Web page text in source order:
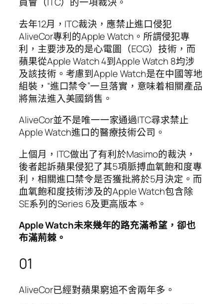
去年12月，ITC裁決，應禁止進口侵犯
AliveCor專利的Apple Watch。所謂侵犯專
利，主要涉及的是心電圖（ECG）技術，而
蘋果從Apple Watch 4到Apple Watch 8均涉
及該技術。考慮到Apple Watch是在中國等地
組裝，“進口禁令”一旦落實，意味着相關產品
將無法進入美國銷售。
AliveCor並不是唯一一家通過ITC尋求禁止
Apple Watch進口的醫療技術公司。
上個月，ITC做出了有利於Masimo的裁決，
後者起訴蘋果侵犯了其5項脈搏血氧飽和度專
利，相關進口禁令是否獲批將於5月決定。而
血氧飽和度技術涉及的Apple Watch包含除
SE系列的Series 6及更高版本。
Apple Watch未來幾年的路充滿希望，卻也
布滿荊棘。
01
AliveCor已經對蘋果窮追不舍兩年多。